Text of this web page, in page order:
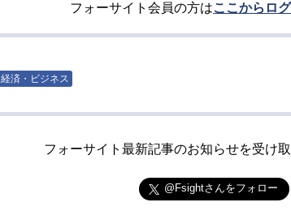
フォーサイト会員の方はここからロ
経済・ビジネス
フォーサイト最新記事のお知らせを受け取
@Fsightさんをフォロー